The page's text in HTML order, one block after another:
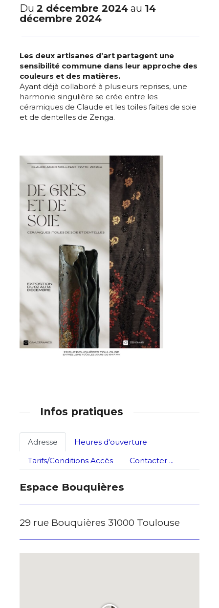
Adresse email*
Nom
Statut / Organisation
J'accepte les termes et conditions
Prénom
Statut / Organisation
J'accepte lestermes et conditions
Du 2 décembre 2024 au 14
décembre 2024
Les deux artisanes d’art partagent une
sensibilité commune dans leur approche des
couleurs et des matières.
Ayant déjà collaboré à plusieurs reprises, une
harmonie singulière se crée entre les
céramiques de Claude et les toiles faites de soie
et de dentelles de Zenga.
Infos pratiques
Adresse
Heures d'ouverture
Tarifs/Conditions Accès
Contacter ...
Espace Bouquières
29 rue Bouquières 31000 Toulouse